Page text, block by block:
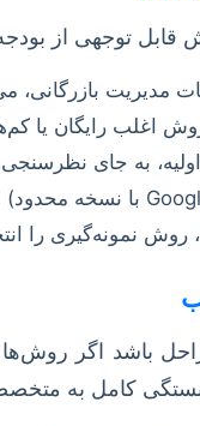
قابل توجهی از
مدیریت
اغلب رایگان یا
به جای
روش نمونه‌گیری را
باشد اگر روش‌ها
کامل به